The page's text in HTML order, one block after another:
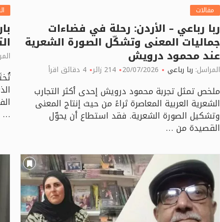
مقالات
ربا رباعي – الأردن: رحلة في فضاءات
جماليات المعنى وتشكّل الصورة الشعرية
عند محمود درويش
المراسل: ربا رباعي 20/07/2026 214 زائر 4 دقائق اقرأ
ملخص تمثل تجربة محمود درويش إحدى أكثر التجارب
الشعرية العربية المعاصرة ثراءً من حيث إنتاج المعنى
وتشكيل الصورة الشعرية. فقد استطاع أن يحوّل
القصيدة من …
…